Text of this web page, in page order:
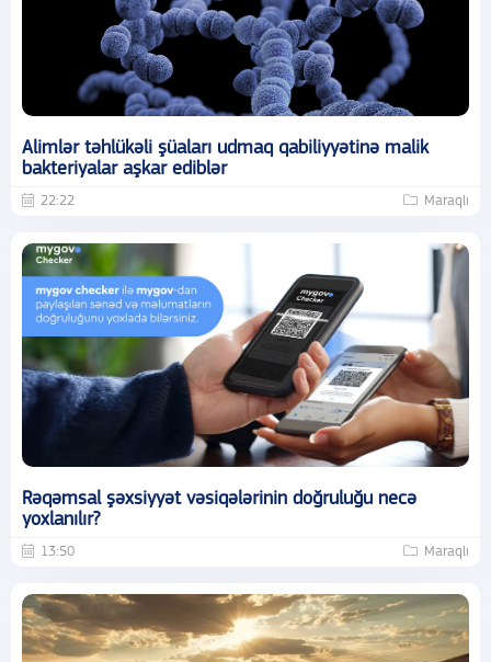
Alimlər təhlükəli şüaları udmaq qabiliyyətinə malik
bakteriyalar aşkar ediblər
22:22 Maraqlı
Rəqəmsal şəxsiyyət vəsiqələrinin doğruluğu necə
yoxlanılır?
13:50 Maraqlı